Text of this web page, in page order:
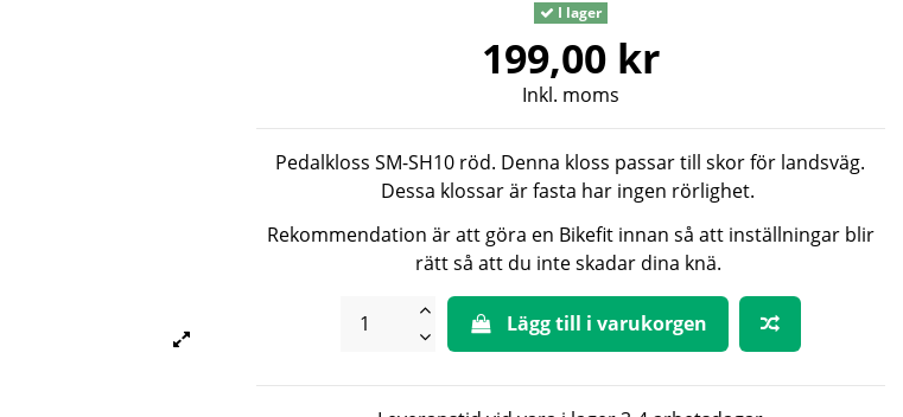
I lager
199,00 kr
Inkl. moms
Pedalkloss SM-SH10 röd. Denna kloss passar till skor för landsväg.
Dessa klossar är fasta har ingen rörlighet.
Rekommendation är att göra en Bikefit innan så att inställningar blir
rätt så att du inte skadar dina knä.
Lägg till i varukorgen